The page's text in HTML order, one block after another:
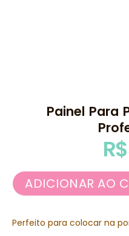
Painel Para
R$
ADICIONAR AO
Perfeito para colocar na